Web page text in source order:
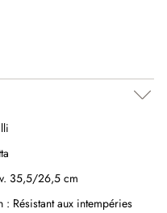
35,5/26,5 cm
: Résistant aux intempéries